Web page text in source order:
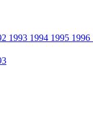
1993 1994 1995 1996